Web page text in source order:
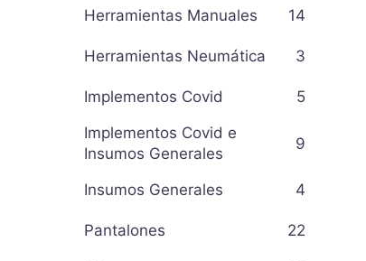
Herramientas Manuales 14
Herramientas Neumática 3
Implementos Covid
5
Implementos Covid e
Insumos Generales
9
Insumos Generales 4
Pantalones 22